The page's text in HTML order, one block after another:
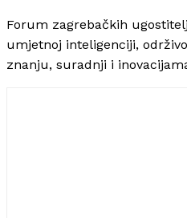
Forum zagrebačkih
umjetnoj inteligenciji,
znanju, suradnji i